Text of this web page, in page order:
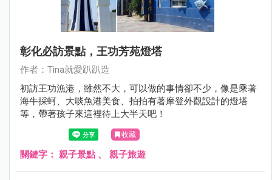
彰化必訪景點，王功芳苑燈塔
作者：Tina就愛趴趴造
初訪王功漁港，雖然不大，可以做的事情卻不少，像是乘著
海牛採蚵、大啖魚港美食、拍拍有著摩登外觀設計的燈塔
等，帶著孩子來這裡待上大半天吧！
收藏
關鍵字： 親子景點 、 親子旅遊